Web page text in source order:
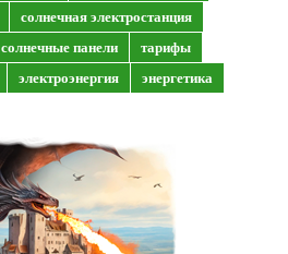
солнечная электростанция
солнечные панели
тарифы
электроэнергия энергетика